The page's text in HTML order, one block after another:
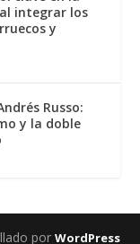
integrar los
y
Russo:
y la doble
por WordPress